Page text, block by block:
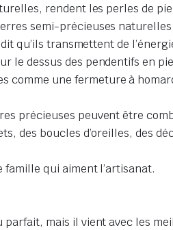
rendent les perles de
semi-précieuses
qu’ils transmettent de
le dessus des pendentifs en
comme une fermeture à
précieuses peuvent être
des boucles d’oreilles, des
famille qui aiment l’artisanat.
parfait, mais il vient avec les